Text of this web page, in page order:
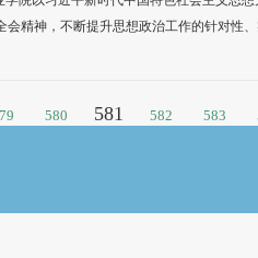
会精神，不断提升思想政治工作的针对性
580 581 582 583